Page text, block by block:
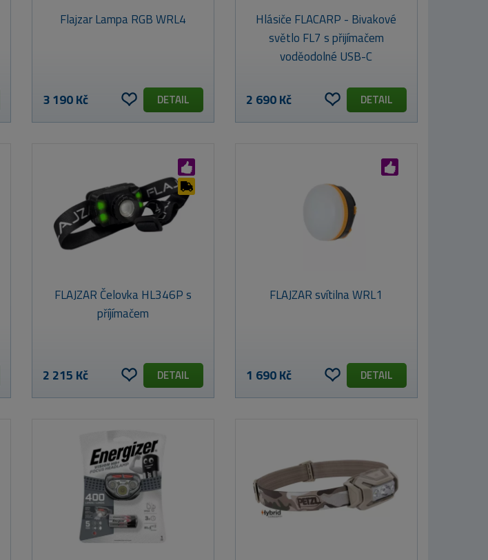
Flajzar Lampa RGB WRL4
3 190 Kč DETAIL
Hlásiče FLACARP - Bivakové
světlo FL7 s přijímačem
voděodolné USB-C
2 690 Kč DETAIL
FLAJZAR Čelovka HL346P s
příjímačem
2 215 Kč DETAIL
FLAJZAR svítilna WRL1
1 690 Kč DETAIL